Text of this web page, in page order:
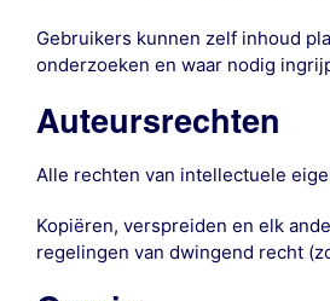
Gebruikers kunnen zelf inhoud
onderzoeken en waar nodig
Auteursrechten
Alle rechten van intellectuele
Kopiëren, verspreiden en elk
regelingen van dwingend recht